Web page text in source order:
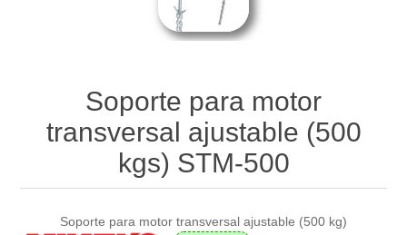
Soporte para motor
transversal ajustable (500
kgs) STM-500
Soporte para motor transversal ajustable (500 kg)